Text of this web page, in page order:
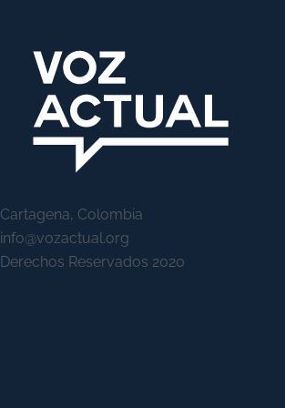
Cartagena, Colombia
info@vozactual.org
Derechos Reservados 2020